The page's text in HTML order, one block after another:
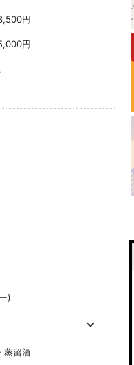
円
円
)
蒸留酒